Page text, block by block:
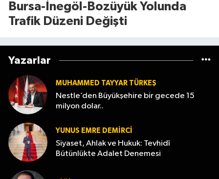
Bursa-İnegöl-Bozüyük Yolunda
Trafik Düzeni Değişti
Yazarlar
MUHAMMED TAYYAR TÜRKEŞ
Nestle’den Büyükşehire bir gecede 15
milyon dolar..
YUNUS EMRE DEMIRCI
Siyaset, Ahlak ve Hukuk: Tevhidî
Bütünlükte Adalet Denemesi